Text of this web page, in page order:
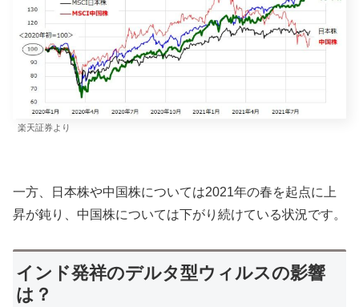
楽天証券より
一方、日本株や中国株については2021年の春を起点に上
昇が鈍り、中国株については下がり続けている状況です。
インド発祥のデルタ型ウィルスの影響
は？